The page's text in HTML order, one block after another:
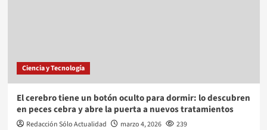
Ciencia y Tecnología
El cerebro tiene un botón oculto para dormir: lo descubren
en peces cebra y abre la puerta a nuevos tratamientos
Redacción Sólo Actualidad marzo 4, 2026
239